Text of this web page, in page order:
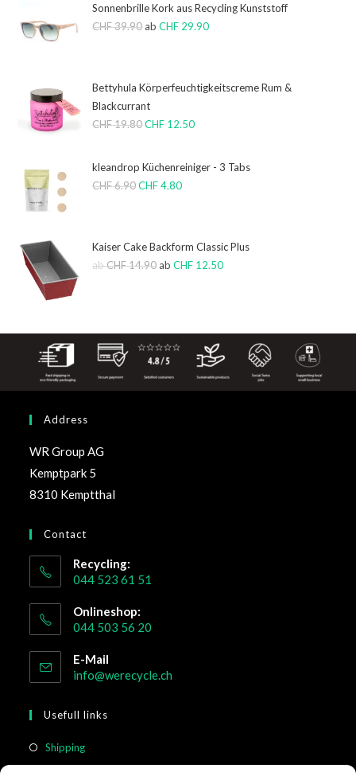
Sonnenbrille Kork aus Recycling Kunststoff
CHF39.90 abCHF 29.90
Bettyhula Körperfeuchtigkeitscreme Rum &
Blackcurrant
CHF19.80 CHF 12.50
kleandrop Küchenreiniger - 3 Tabs
CHF6.90 CHF4.80
Kaiser Cake Backform Classic Plus
abCHF14.90 abCHF 12.50
Address
WR Group AG
Kemptpark 5
8310 Kemptthal
Contact
Recycling:
044 523 61 51
Onlineshop:
044 503 56 20
E-Mail
info@werecycle.ch
Usefull links
Shipping